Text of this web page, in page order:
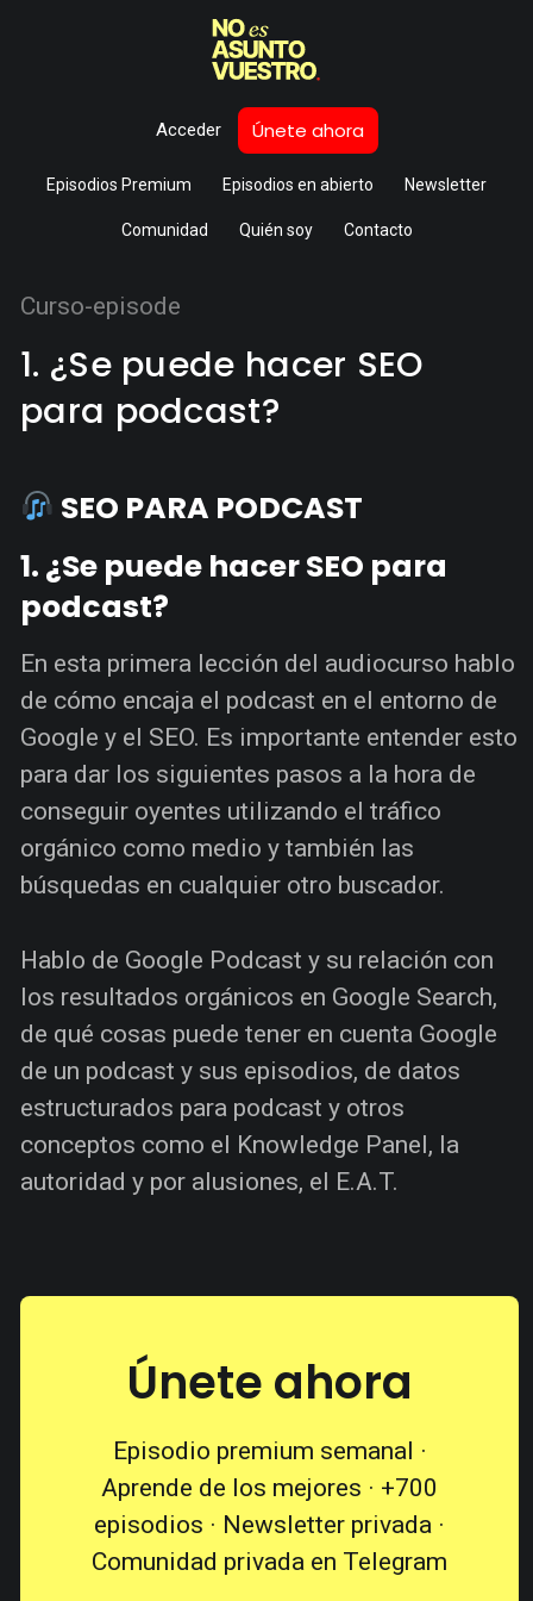
Acceder Únete ahora
Episodios Premium Episodios en abierto Newsletter
Comunidad Quién soy Contacto
Curso-episode
1. ¿Se puede hacer SEO
para podcast?
SEO PARA PODCAST
1. ¿Se puede hacer SEO para
podcast?
En esta primera lección del audiocurso hablo
de cómo encaja el podcast en el entorno de
Google y el SEO. Es importante entender esto
para dar los siguientes pasos a la hora de
conseguir oyentes utilizando el tráfico
orgánico como medio y también las
búsquedas en cualquier otro buscador.
Hablo de Google Podcast y su relación con
los resultados orgánicos en Google Search,
de qué cosas puede tener en cuenta Google
de un podcast y sus episodios, de datos
estructurados para podcast y otros
conceptos como el Knowledge Panel, la
autoridad y por alusiones, el E.A.T.
Únete ahora
Episodio premium semanal ·
Aprende de los mejores · +700
episodios · Newsletter privada ·
Comunidad privada en Telegram